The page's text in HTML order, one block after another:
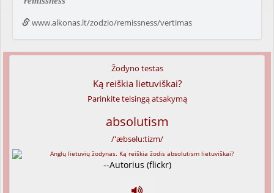
www.alkonas.lt/zodzio/remissness/vertimas
Žodyno testas
Ką reiškia lietuviškai?
Parinkite teisingą atsakymą
absolutism
/'æbsəlu:tizm/
--Autorius (flickr)